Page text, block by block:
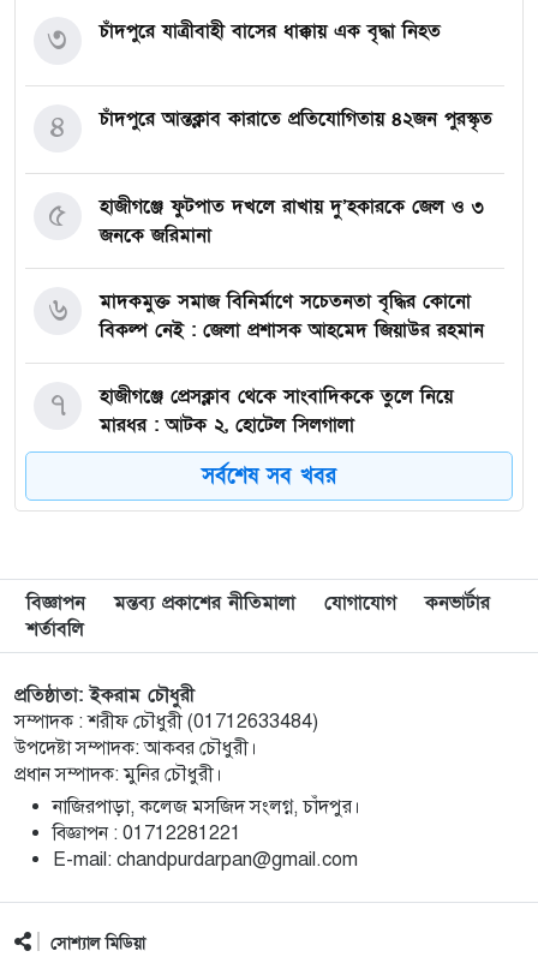
চাঁদপুরে যাত্রীবাহী বাসের ধাক্কায় এক বৃদ্ধা নিহত
৩
চাঁদপুরে আন্তক্লাব কারাতে প্রতিযোগিতায় ৪২জন পুরস্কৃত
৪
হাজীগঞ্জে ফুটপাত দখলে রাখায় দু’হকারকে জেল ও ৩
জনকে জরিমানা
৫
মাদকমুক্ত সমাজ বিনির্মাণে সচেতনতা বৃদ্ধির কোনো
বিকল্প নেই : জেলা প্রশাসক আহমেদ জিয়াউর রহমান
৬
হাজীগঞ্জে প্রেসক্লাব থেকে সাংবাদিককে তুলে নিয়ে
মারধর : আটক ২, হোটেল সিলগালা
৭
মতলব উত্তরে কালাম এন্টারপ্রাইজের মালিককে ২৫
হাজার টাকা জরিমানা
৮
মেরিল প্রথম আলো সমালোচক পুরস্কার ২০২৫ : সেরা
অভিনেতার চূড়ান্ত মনোনয়নে জায়গা করে নিলেন
৯
চাঁদপুরে জাতীয় বিজ্ঞান ও প্রযুক্তি সপ্তাহ উদযাপনের
লক্ষে প্রস্তুতিমূলক সভা
১০
বাংলা নববর্ষ আমাদের বাঙালি সংস্কৃতি ও ঐতিহ্যের
প্রাণের উৎসব : চাঁদপুর জেলা প্রশাসক
১১
চাঁদপুর শহরের হাসান আলী উচ্চ বিদ্যালয় মাঠ সংরক্ষণ
ও উন্নয়নে ৩৫ লাখ টাকার কাজ শুরু
১২
সর্বশেষ সব খবর
বিজ্ঞাপন মন্তব্য প্রকাশের নীতিমালা যোগাযোগ
কনভার্টার
শর্তাবলি
প্রতিষ্ঠাতা: ইকরাম চৌধুরী
সম্পাদক : শরীফ চৌধুরী (01712633484)
উপদেষ্টা সম্পাদক: আকবর চৌধুরী।
প্রধান সম্পাদক: মুনির চৌধুরী।
নাজিরপাড়া, কলেজ মসজিদ সংলগ্ন, চাঁদপুর।
‎বিজ্ঞাপন : 01712281221
‎E-mail: chandpurdarpan@gmail.com
সোশ্যাল মিডিয়া